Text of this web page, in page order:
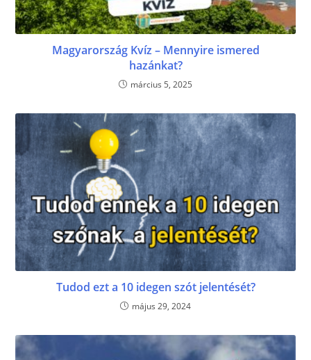
Magyarország Kvíz – Mennyire ismered
hazánkat?
március 5, 2025
Tudod ezt a 10 idegen szót jelentését?
május 29, 2024